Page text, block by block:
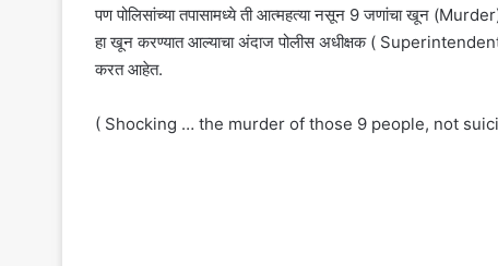
पण पोलिसांच्या तपासामध्ये ती आत्महत्या नसून 9 जणांचा खून (Murder)
हा खून करण्यात आल्याचा अंदाज पोलीस अधीक्षक ( Superintendent
करत आहेत.
( Shocking … the murder of those 9 people, not